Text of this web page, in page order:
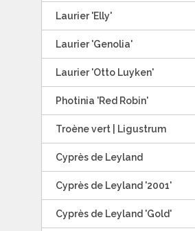
Laurier 'Elly'
Laurier 'Genolia'
Laurier 'Otto Luyken'
Photinia 'Red Robin'
Troène vert | Ligustrum
Cyprès de Leyland
Cyprès de Leyland '2001'
Cyprès de Leyland 'Gold'